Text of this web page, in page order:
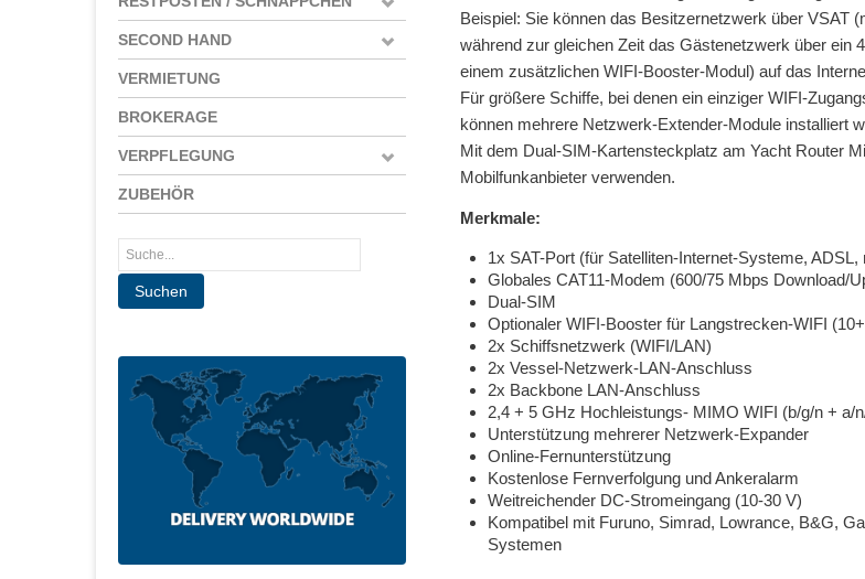
SECOND HAND
VERMIETUNG
BROKERAGE
VERPFLEGUNG
ZUBEHÖR
Beispiel: Sie können das Besitzernetzwerk über VSAT
während zur gleichen Zeit das Gästenetzwerk über ein
einem zusätzlichen WIFI-Booster-Modul) auf das
Für größere Schiffe, bei denen ein einziger WIFI-
können mehrere Netzwerk-Extender-Module installiert
Mit dem Dual-SIM-Kartensteckplatz am Yacht Router
Mobilfunkanbieter verwenden.
Merkmale:
1x SAT-Port (für Satelliten-Internet-Systeme, ADSL,
Globales CAT11-Modem (600/75 Mbps Download/
Dual-SIM
Optionaler WIFI-Booster für Langstrecken-WIFI
2x Schiffsnetzwerk (WIFI/LAN)
2x Vessel-Netzwerk-LAN-Anschluss
2x Backbone LAN-Anschluss
2,4 + 5 GHz Hochleistungs- MIMO WIFI (b/g/n + a/
Unterstützung mehrerer Netzwerk-Expander
Online-Fernunterstützung
Kostenlose Fernverfolgung und Ankeralarm
Weitreichender DC-Stromeingang (10-30 V)
Kompatibel mit Furuno, Simrad, Lowrance, B&G,
Systemen